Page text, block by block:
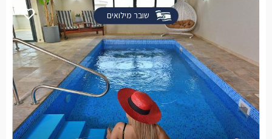
שובר מילואים